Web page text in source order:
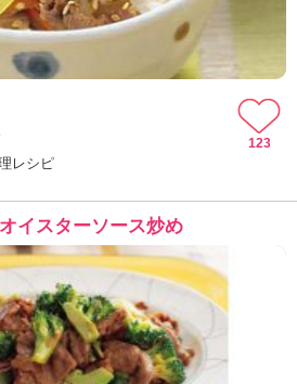
レシピ
123
イスターソース炒め